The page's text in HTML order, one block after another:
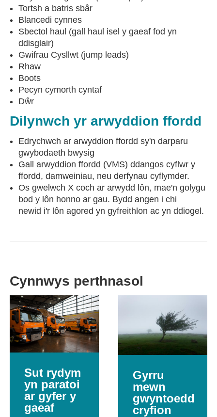
Tortsh a batris sbâr
Blancedi cynnes
Sbectol haul (gall haul isel y gaeaf fod yn
ddisglair)
Gwifrau Cysllwt (jump leads)
Rhaw
Boots
Pecyn cymorth cyntaf
Dŵr
Dilynwch yr arwyddion ffordd
Edrychwch ar arwyddion ffordd sy'n darparu
gwybodaeth bwysig
Gall arwyddion ffordd (VMS) ddangos cyflwr y
ffordd, damweiniau, neu derfynau cyflymder.
Os gwelwch X coch ar arwydd lôn, mae'n golygu
bod y lôn honno ar gau. Bydd angen i chi
newid i'r lôn agored yn gyfreithlon ac yn ddiogel.
Cynnwys perthnasol
Sut rydym
yn paratoi
ar gyfer y
gaeaf
Gyrru
mewn
gwyntoedd
cryfion